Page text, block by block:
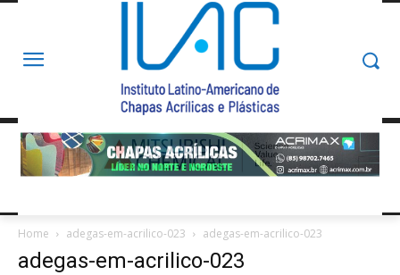
Home adegas-em-acrilico-023 adegas-em-acrilico-023
adegas-em-acrilico-023